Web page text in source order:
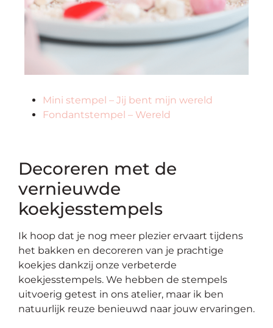
Mini stempel – Jij bent mijn wereld
Fondantstempel – Wereld
Decoreren met de
vernieuwde
koekjesstempels
Ik hoop dat je nog meer plezier ervaart tijdens
het bakken en decoreren van je prachtige
koekjes dankzij onze verbeterde
koekjesstempels. We hebben de stempels
uitvoerig getest in ons atelier, maar ik ben
natuurlijk reuze benieuwd naar jouw ervaringen.